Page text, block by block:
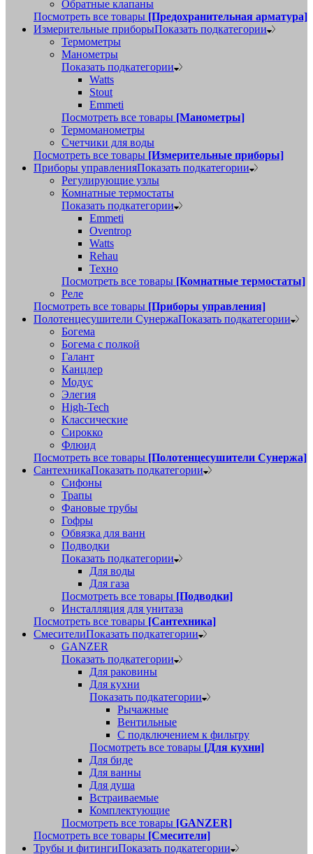
Обратные клапаны
Посмотреть все товары [Предохранительная арматура]
Измерительные приборыПоказать подкатегории
Термометры
Манометры
Показать подкатегории
Watts
Stout
Emmeti
Посмотреть все товары [Манометры]
Термоманометры
Счетчики для воды
Посмотреть все товары [Измерительные приборы]
Приборы управленияПоказать подкатегории
Регулирующие узлы
Комнатные термостаты
Показать подкатегории
Emmeti
Oventrop
Watts
Rehau
Техно
Посмотреть все товары [Комнатные термостаты]
Реле
Посмотреть все товары [Приборы управления]
Полотенцесушители СунержаПоказать подкатегории
Богема
Богема с полкой
Галант
Канцлер
Модус
Элегия
High-Tech
Классические
Сирокко
Флюид
Посмотреть все товары [Полотенцесушители Сунержа]
СантехникаПоказать подкатегории
Сифоны
Трапы
Фановые трубы
Гофры
Обвязка для ванн
Подводки
Показать подкатегории
Для воды
Для газа
Посмотреть все товары [Подводки]
Инсталляция для унитаза
Посмотреть все товары [Сантехника]
СмесителиПоказать подкатегории
GANZER
Показать подкатегории
Для раковины
Для кухни
Показать подкатегории
Рычажные
Вентильные
С подключением к фильтру
Посмотреть все товары [Для кухни]
Для биде
Для ванны
Для душа
Встраиваемые
Комплектующие
Посмотреть все товары [GANZER]
Посмотреть все товары [Смесители]
Трубы и фитингиПоказать подкатегории